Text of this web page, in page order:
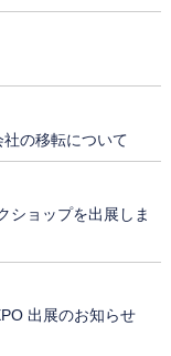
の移転について
ショップを出展しま
出展のお知らせ